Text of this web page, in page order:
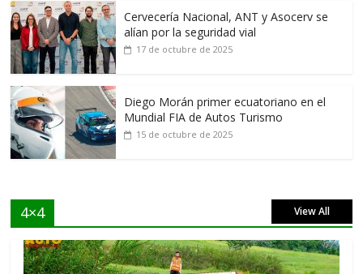
Cervecería Nacional, ANT y Asocerv se
alían por la seguridad vial
17 de octubre de 2025
Diego Morán primer ecuatoriano en el
Mundial FIA de Autos Turismo
15 de octubre de 2025
4×4 View All